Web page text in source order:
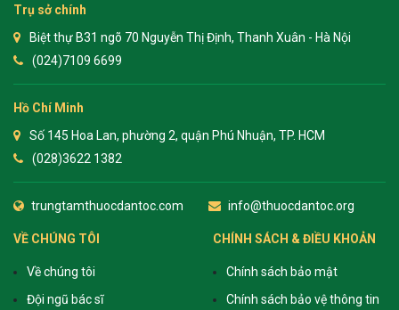
Trụ sở chính
Biệt thự B31 ngõ 70 Nguyễn Thị Định, Thanh Xuân - Hà Nội
(024)7109 6699
Hồ Chí Minh
Số 145 Hoa Lan, phường 2, quận Phú Nhuận, TP. HCM
(028)3622 1382
trungtamthuocdantoc.com info@thuocdantoc.org
VỀ CHÚNG TÔI
Về chúng tôi
Đội ngũ bác sĩ
CHÍNH SÁCH & ĐIỀU KHOẢN
Chính sách bảo mật
Chính sách bảo vệ thông tin